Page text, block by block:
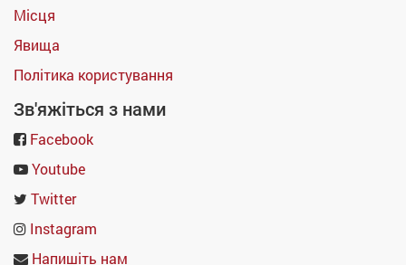
Місця
Явища
Політика користування
Зв'яжіться з нами
Facebook
Youtube
Twitter
Instagram
Напишіть нам